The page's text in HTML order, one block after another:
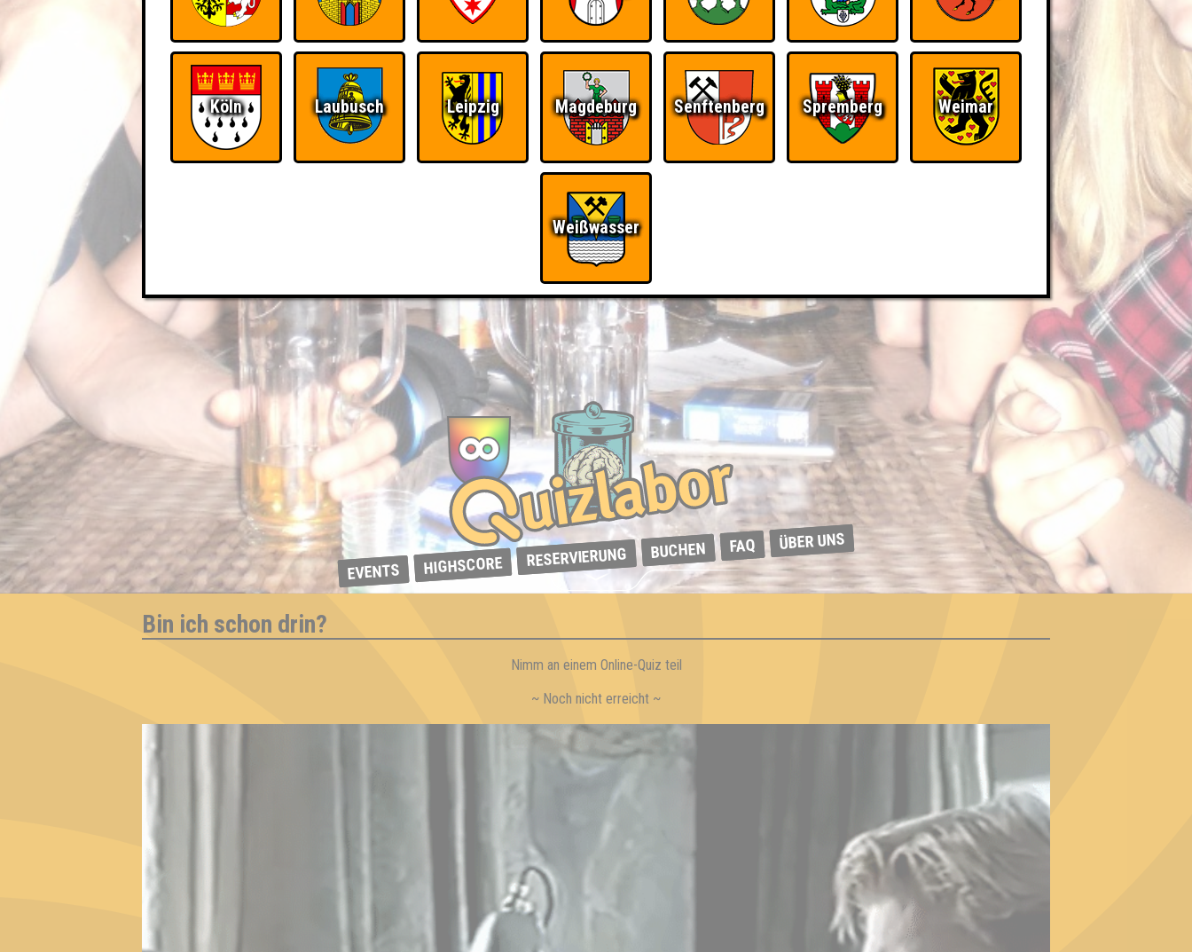
EVENTS HIGHSCORE RESERVIERUNG BUCHEN FAQ ÜBER UNS
Bin ich schon drin?
Nimm an einem Online-Quiz teil
~ Noch nicht erreicht ~
Köln Laubusch Leipzig Magdeburg Senftenberg Spremberg Weimar
Weißwasser